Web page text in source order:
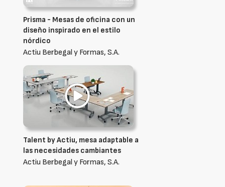
Prisma - Mesas de oficina con un
diseño inspirado en el estilo
nórdico
Actiu Berbegal y Formas, S.A.
Talent by Actiu, mesa adaptable a
las necesidades cambiantes
Actiu Berbegal y Formas, S.A.